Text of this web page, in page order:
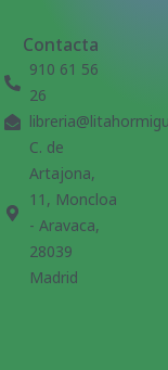
Contacta
910 61 56
26
C. de
Artajona,
11, Moncloa
- Aravaca,
28039
Madrid